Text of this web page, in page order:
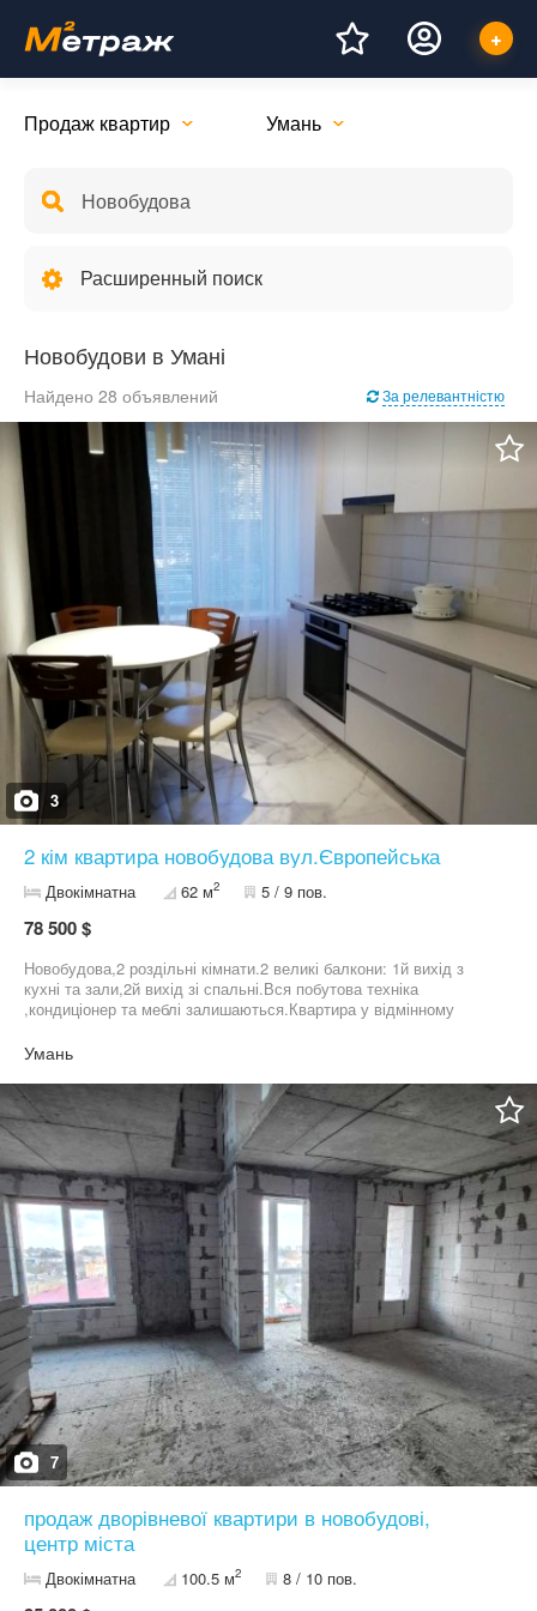
Продаж квартир Умань
Расширенный поиск
Новобудови в Умані
Найдено 28 объявлений За релевантністю
3
2 кім квартира новобудова вул.Європейська
Двокімнатна 62 м2 5 / 9 пов.
78 500 $
Новобудова,2 роздільні кімнати.2 великі балкони: 1й вихід з
кухні та зали,2й вихід зі спальні.Вся побутова техніка
,кондиціонер та меблі залишаються.Квартира у відмінному
Умань
7
продаж дворівневої квартири в новобудові,
центр міста
Двокімнатна 100.5 м2 8 / 10 пов.